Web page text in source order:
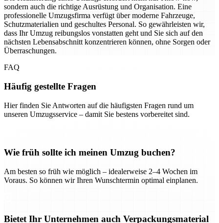
sondern auch die richtige Ausrüstung und Organisation. Eine
professionelle Umzugsfirma verfügt über moderne Fahrzeuge,
Schutzmaterialien und geschultes Personal. So gewährleisten wir,
dass Ihr Umzug reibungslos vonstatten geht und Sie sich auf den
nächsten Lebensabschnitt konzentrieren können, ohne Sorgen oder
Überraschungen.
FAQ
Häufig gestellte Fragen
Hier finden Sie Antworten auf die häufigsten Fragen rund um
unseren Umzugsservice – damit Sie bestens vorbereitet sind.
Wie früh sollte ich meinen Umzug buchen?
Am besten so früh wie möglich – idealerweise 2–4 Wochen im
Voraus. So können wir Ihren Wunschtermin optimal einplanen.
Bietet Ihr Unternehmen auch Verpackungsmaterial